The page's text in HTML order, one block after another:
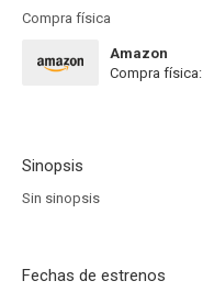
Compra física
Amazon
Compra física:
Sinopsis
Sin sinopsis
Fechas de estrenos